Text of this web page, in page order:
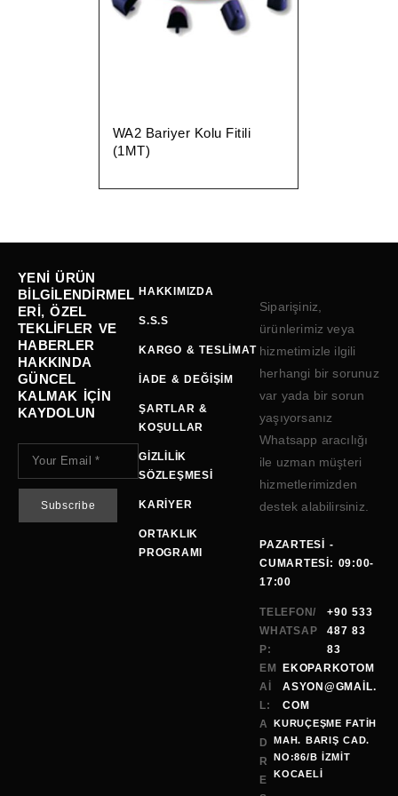
WA2 Bariyer Kolu Fitili
(1MT)
YENI ÜRÜN
BILGILENDIRMEL
ERI, ÖZEL
TEKLIFLER VE
HABERLER
HAKKINDA
GÜNCEL
KALMAK IÇIN
KAYDOLUN
HAKKIMIZDA
S.S.S
KARGO & TESLIMAT
İADE & DEĞIŞIM
ŞARTLAR &
KOŞULLAR
GIZLILIK
SÖZLEŞMESI
KARIYER
ORTAKLIK
PROGRAMI
Siparişiniz,
ürünlerimiz veya
hizmetimizle ilgili
herhangi bir sorunuz
var yada bir sorun
yaşıyorsanız
Whatsapp aracılığı
ile uzman müşteri
hizmetlerimizden
destek alabilirsiniz.
PAZARTESI -
CUMARTESI: 09:00-
17:00
TELEFON/
WHATSAP
P:
+90 533
487 83
83
EM
AI
L:
EKOPARKOTOM
ASYON@GMAİL.
COM
A
D
R
E
KURUÇEŞME FATİH
MAH. BARIŞ CAD.
NO:86/B İZMİT
KOCAELI